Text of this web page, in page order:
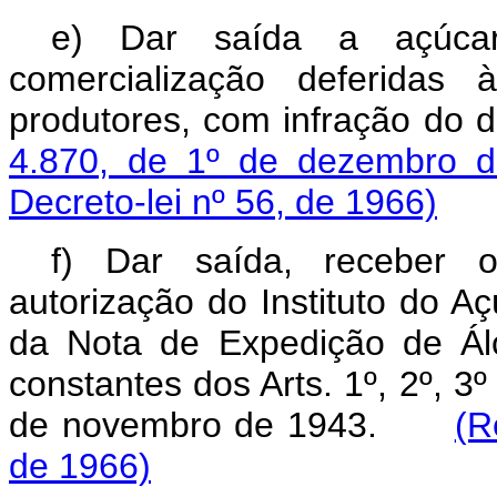
e) Dar saída a
comercialização
produtores, com infração do
4.870, de 1º de dezembro
Decreto-lei nº 56, de 1966)
f) Dar saída, receber
autorização do Instituto do
da Nota de Expedição de
constantes dos Arts. 1º, 2º,
de novembro de 1943.
de 1966)